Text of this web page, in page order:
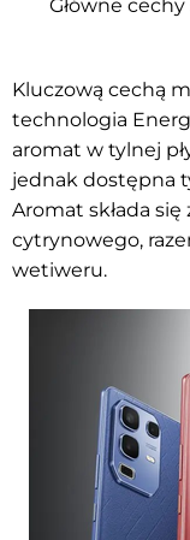
Główne
Kluczową cechą
technologia
aromat w tylnej
jednak dostępna
Aromat składa
cytrynowego,
wetiweru.